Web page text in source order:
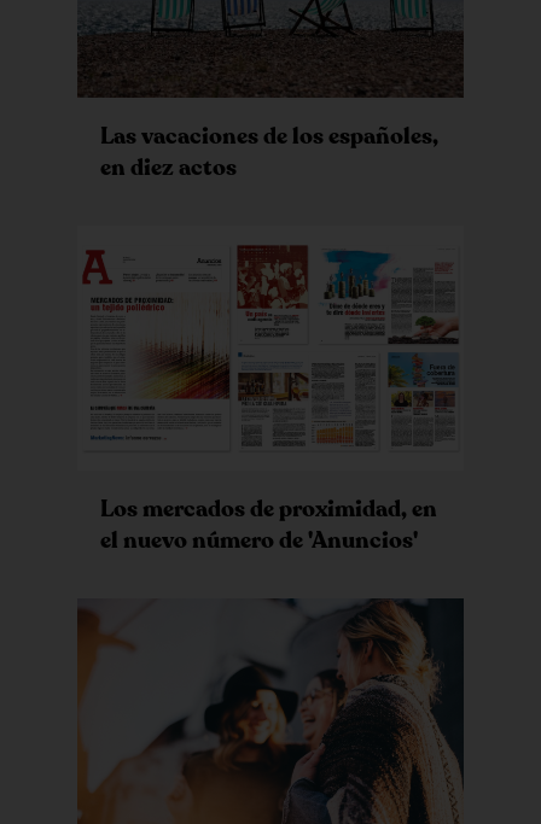
Las vacaciones de los españoles,
en diez actos
Los mercados de proximidad, en
el nuevo número de 'Anuncios'